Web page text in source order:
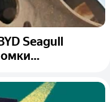
Seagull